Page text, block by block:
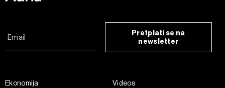
Pretplati se na
newsletter
Ekonomija
Videos